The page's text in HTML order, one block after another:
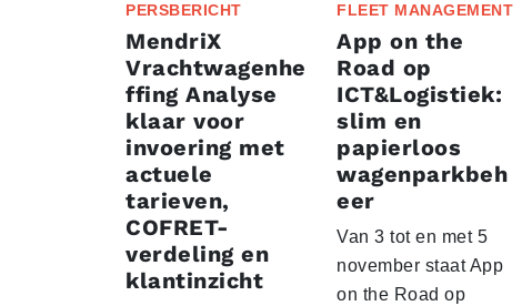
PERSBERICHT
MendriX
Vrachtwagenhe
ffing Analyse
klaar voor
invoering met
actuele
tarieven,
COFRET-
verdeling en
klantinzicht
FLEET MANAGEMENT
App on the
Road op
ICT&Logistiek:
slim en
papierloos
wagenparkbeh
eer
Van 3 tot en met 5
november staat App
on the Road op